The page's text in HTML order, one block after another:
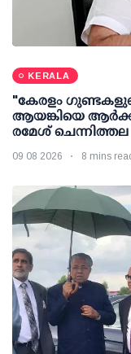
KERALA
"കേരളം
ആയങ്കിയെ
രമേശ് ചെന്നിത്തല
09 08 2026 8 mins